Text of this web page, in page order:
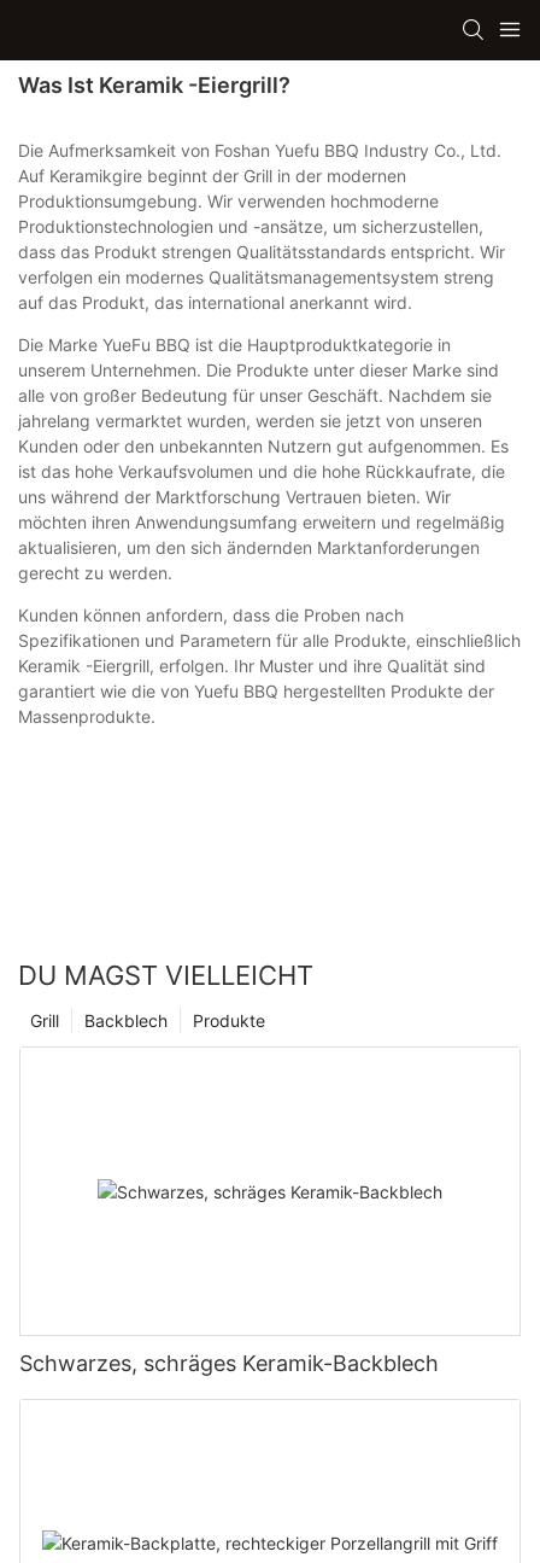
Was Ist Keramik -Eiergrill?
Die Aufmerksamkeit von Foshan Yuefu BBQ Industry Co., Ltd.
Auf Keramikgire beginnt der Grill in der modernen
Produktionsumgebung. Wir verwenden hochmoderne
Produktionstechnologien und -ansätze, um sicherzustellen,
dass das Produkt strengen Qualitätsstandards entspricht. Wir
verfolgen ein modernes Qualitätsmanagementsystem streng
auf das Produkt, das international anerkannt wird.
Die Marke YueFu BBQ ist die Hauptproduktkategorie in
unserem Unternehmen. Die Produkte unter dieser Marke sind
alle von großer Bedeutung für unser Geschäft. Nachdem sie
jahrelang vermarktet wurden, werden sie jetzt von unseren
Kunden oder den unbekannten Nutzern gut aufgenommen. Es
ist das hohe Verkaufsvolumen und die hohe Rückkaufrate, die
uns während der Marktforschung Vertrauen bieten. Wir
möchten ihren Anwendungsumfang erweitern und regelmäßig
aktualisieren, um den sich ändernden Marktanforderungen
gerecht zu werden.
Kunden können anfordern, dass die Proben nach
Spezifikationen und Parametern für alle Produkte, einschließlich
Keramik -Eiergrill, erfolgen. Ihr Muster und ihre Qualität sind
garantiert wie die von Yuefu BBQ hergestellten Produkte der
Massenprodukte.
DU MAGST VIELLEICHT
Produkte
Backblech
Grill
Schwarzes, schräges Keramik-Backblech